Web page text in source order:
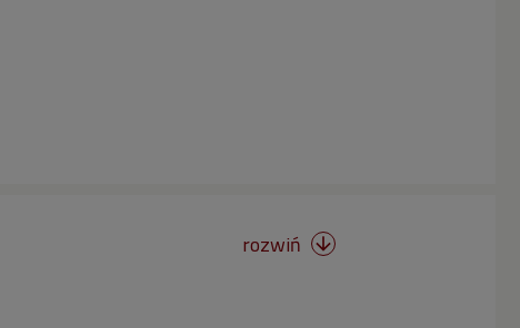
rozwiń 